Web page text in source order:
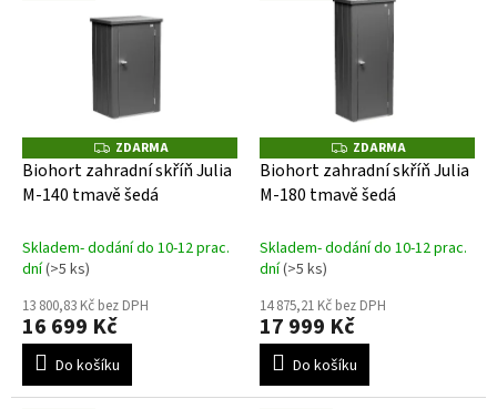
Z
D
A
R
ZDARMA
Biohort zahradní skříň Julia
M-140 tmavě šedá
Skladem- dodání do 10-12 prac.
dní(>5 ks)
13 800,83 Kč bez DPH
16 699 Kč
Do košíku
Z
D
A
R
ZDARMA
Biohort zahradní skříň Julia
M-180 tmavě šedá
Skladem- dodání do 10-12 prac.
dní(>5 ks)
14 875,21 Kč bez DPH
17 999 Kč
Do košíku